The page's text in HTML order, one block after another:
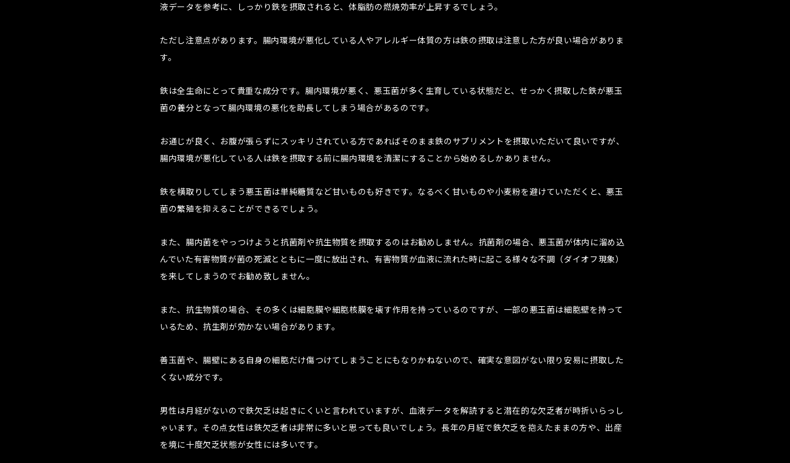
液データを参考に、しっかり鉄を摂取されると、体脂肪の燃焼効率が上昇するでしょう。
ただし注意点があります。腸内環境が悪化している人やアレルギー体質の方は鉄の摂取は注意した方が良い場合がありま
す。
鉄は全生命にとって貴重な成分です。腸内環境が悪く、悪玉菌が多く生育している状態だと、せっかく摂取した鉄が悪玉
菌の養分となって腸内環境の悪化を助長してしまう場合があるのです。
お通じが良く、お腹が張らずにスッキリされている方であればそのまま鉄のサプリメントを摂取いただいて良いですが、
腸内環境が悪化している人は鉄を摂取する前に腸内環境を清潔にすることから始めるしかありません。
鉄を横取りしてしまう悪玉菌は単純糖質など甘いものも好きです。なるべく甘いものや小麦粉を避けていただくと、悪玉
菌の繁殖を抑えることができるでしょう。
また、腸内菌をやっつけようと抗菌剤や抗生物質を摂取するのはお勧めしません。抗菌剤の場合、悪玉菌が体内に溜め込
んでいた有害物質が菌の死滅とともに一度に放出され、有害物質が血液に流れた時に起こる様々な不調（ダイオフ現象）
を来してしまうのでお勧め致しません。
また、抗生物質の場合、その多くは細胞膜や細胞核膜を壊す作用を持っているのですが、一部の悪玉菌は細胞壁を持って
いるため、抗生剤が効かない場合があります。
善玉菌や、腸壁にある自身の細胞だけ傷つけてしまうことにもなりかねないので、確実な意図がない限り安易に摂取した
くない成分です。
男性は月経がないので鉄欠乏は起きにくいと言われていますが、血液データを解読すると潜在的な欠乏者が時折いらっし
ゃいます。その点女性は鉄欠乏者は非常に多いと思っても良いでしょう。長年の月経で鉄欠乏を抱えたままの方や、出産
を境に十度欠乏状態が女性には多いです。